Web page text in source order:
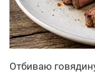
Отбиваю